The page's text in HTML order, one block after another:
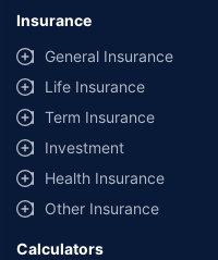
Insurance
General Insurance
Life Insurance
Term Insurance
Investment
Health Insurance
Other Insurance
Calculators